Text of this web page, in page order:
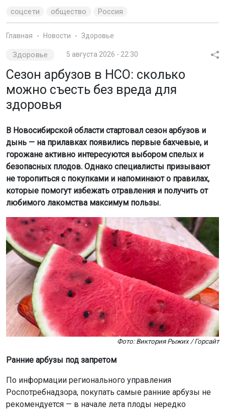
соцсети общество Россия
Главная Новости Здоровье
Здоровье 5 августа 2026 - 22:30
Сезон арбузов в НСО: сколько
можно съесть без вреда для
здоровья
В Новосибирской области стартовал сезон арбузов и
дынь — на прилавках появились первые бахчевые, и
горожане активно интересуются выбором спелых и
безопасных плодов. Однако специалисты призывают
не торопиться с покупками и напоминают о правилах,
которые помогут избежать отравления и получить от
любимого лакомства максимум пользы.
Фото: Виктория Рыжих / Горсайт
Ранние арбузы под запретом
По информации регионального управления
Роспотребнадзора, покупать самые ранние арбузы не
рекомендуется — в начале лета плоды нередко